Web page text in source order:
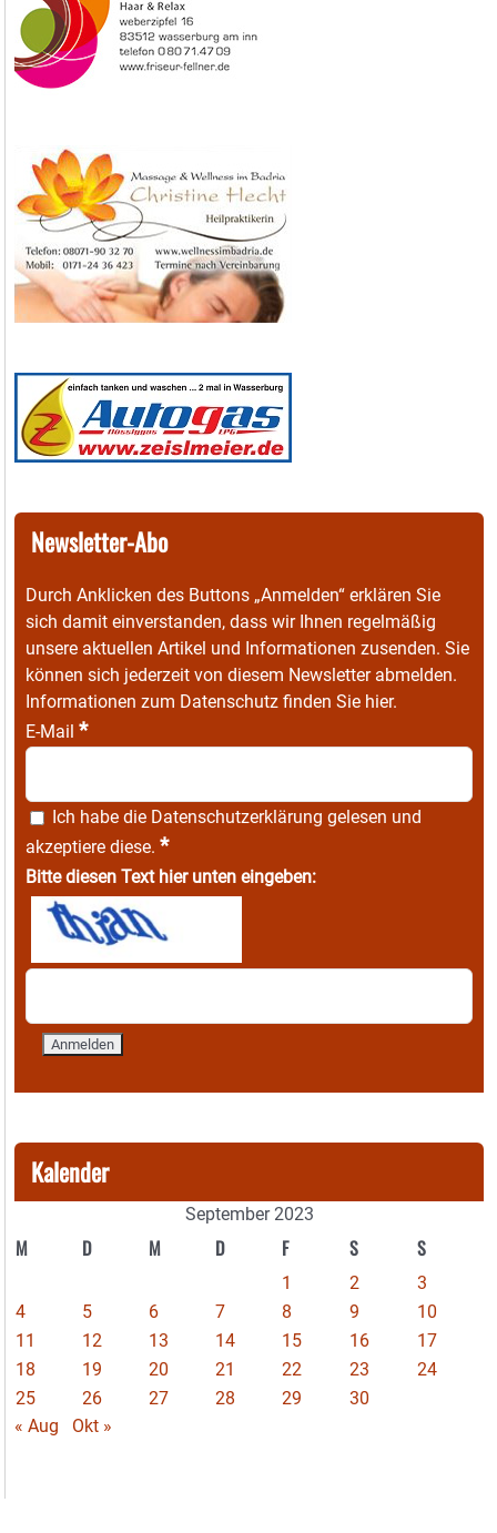
Newsletter-Abo
Durch Anklicken des Buttons „Anmelden“ erklären Sie
sich damit einverstanden, dass wir Ihnen regelmäßig
unsere aktuellen Artikel und Informationen zusenden. Sie
können sich jederzeit von diesem Newsletter abmelden.
Informationen zum Datenschutz finden Sie hier.
E-Mail *
Ich habe die Datenschutzerklärung gelesen und
akzeptiere diese. *
Bitte diesen Text hier unten eingeben:
Kalender
September 2023
M D M D F S S
1 2
3
4
5 6 7 8 9
10
11
12 13 14 15 16
17
18
19 20 21 22 23
24
25
26 27 28 29
30
« Aug
Okt »